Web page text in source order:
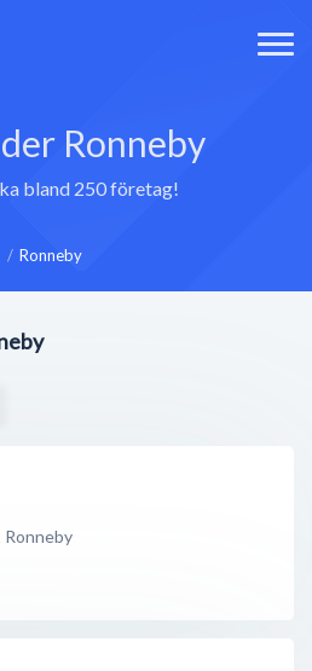
Ronneby
bland 250 företag!
Ronneby
Ronneby